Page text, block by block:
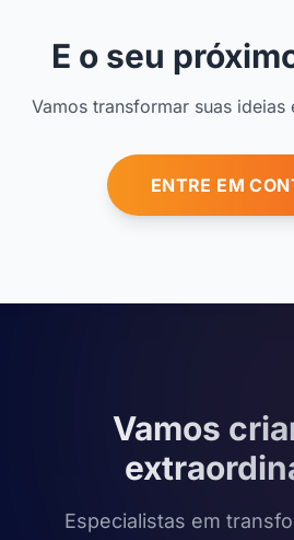
E o seu
Vamos transformar suas
ENTRE EM
Vamos
Especialistas em